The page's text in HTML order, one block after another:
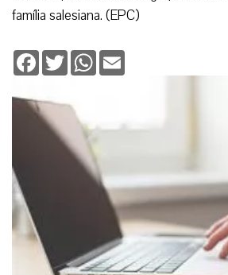
família salesiana. (EPC)
Facebook
TwitterWhatsApp